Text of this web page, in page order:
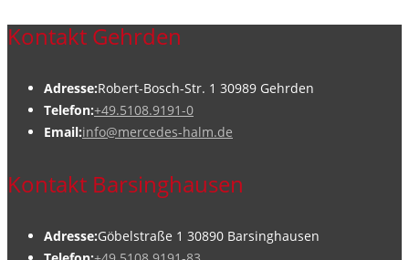
Kontakt Gehrden
Adresse:Robert-Bosch-Str. 1 30989 Gehrden
Telefon:+49.5108.9191-0
Email:info@mercedes-halm.de
Kontakt Barsinghausen
Adresse:Göbelstraße 1 30890 Barsinghausen